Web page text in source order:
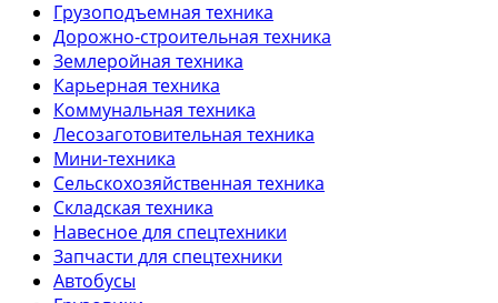
Грузоподъемная техника
Дорожно-строительная техника
Землеройная техника
Карьерная техника
Коммунальная техника
Лесозаготовительная техника
Мини-техника
Сельскохозяйственная техника
Складская техника
Навесное для спецтехники
Запчасти для спецтехники
Автобусы